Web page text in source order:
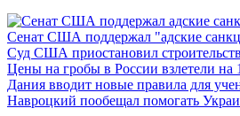
Сенат США поддержал "адские
Суд США приостановил
Цены на гробы в России взлетели
Дания вводит новые правила для
Навроцкий пообещал помогать